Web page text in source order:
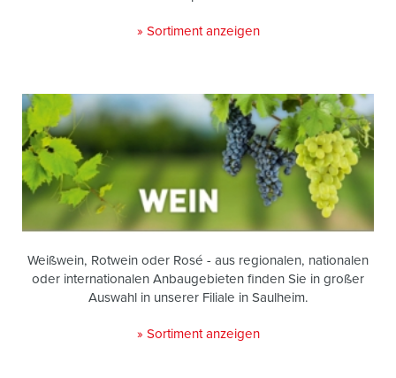
» Sortiment anzeigen
Weißwein, Rotwein oder Rosé - aus regionalen, nationalen
oder internationalen Anbaugebieten finden Sie in großer
Auswahl in unserer Filiale in Saulheim.
» Sortiment anzeigen